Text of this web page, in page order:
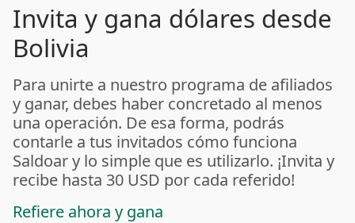
Invita y gana dólares desde
Bolivia
Para unirte a nuestro programa de afiliados
y ganar, debes haber concretado al menos
una operación. De esa forma, podrás
contarle a tus invitados cómo funciona
Saldoar y lo simple que es utilizarlo. ¡Invita y
recibe hasta 30 USD por cada referido!
Refiere ahora y gana